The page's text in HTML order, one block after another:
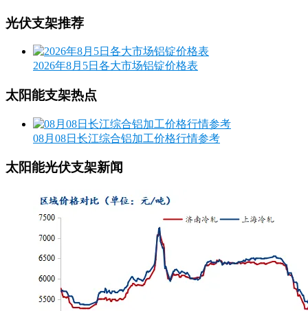
光伏支架推荐
2026年8月5日各大市场铝锭价格表
太阳能支架热点
08月08日长江综合铝加工价格行情参考
太阳能光伏支架新闻